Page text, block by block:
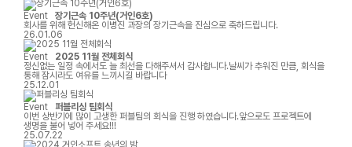
Event
장기근속 10주년(거인6호)
회사를 위해 헌신해온 이병진 과장의 장기근속을 진심으로 축하드립니다.
26.01.06
Event
2025 11월 전체회식
정신없는 일정 속에서도 늘 최선을 다해주셔서 감사합니다.날씨가 추워진 만큼, 회식을
통해 잠시라도 여유를 느끼시길 바랍니다
25.12.01
Event
퍼블리싱 팀회식
이번 상반기에 많이 고생한 퍼블팀의 회식을 진행 하였습니다.앞으로도 프로젝트에
생명을 불어 넣어 주세요!!!
25.07.22